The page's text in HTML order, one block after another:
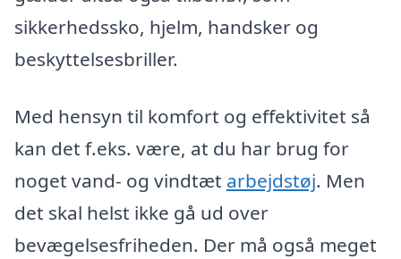
sikkerhedssko, hjelm, handsker og
beskyttelsesbriller.
Med hensyn til komfort og effektivitet så
kan det f.eks. være, at du har brug for
noget vand- og vindtæt arbejdstøj. Men
det skal helst ikke gå ud over
bevægelsesfriheden. Der må også meget